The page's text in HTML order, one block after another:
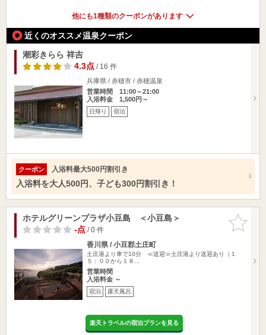
他にも1種類のクーポンがあります
近くのオススメ温泉クーポン
潮彩きらら 祥吉
4.3点/ 16 件
兵庫県 / 赤穂市 / 赤穂温泉
営業時間 11:00～21:00
入浴料金 1,500円～
日帰り 宿泊
クーポン 入浴料最大500円割引き
入浴料を大人500円、子ども300円割引き！
お気に入
りに追加
ホテルグリーンプラザ小豆島 ＜小豆島＞
-点/ 0 件
香川県 / 小豆郡土庄町
土庄港より車で10分 ≪送迎≫土庄港より送迎あり（１
５：００から１８…
営業時間
入浴料金 ～
宿泊 露天風呂
楽天トラベルの宿泊プランを見る